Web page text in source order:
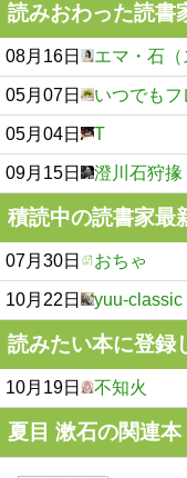
読みおわった読書
08月16日 エマ・石（
05月07日 いつでもフ
05月04日 T
09月15日 澄川石狩掾
積読中の読書家最
07月30日 おちゃ
10月22日 yuu-classic
読みたい本に登録
10月19日 不知火
夏目 漱石の関連本